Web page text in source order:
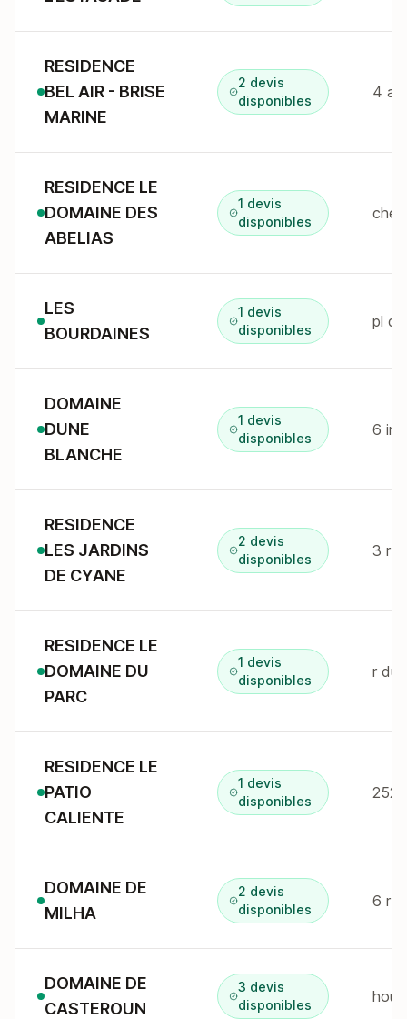
RESIDENCE
BEL AIR - BRISE
MARINE
2 devis
disponibles
4 av
RESIDENCE LE
DOMAINE DES
ABELIAS
1 devis
disponibles
LES
BOURDAINES
1 devis
disponibles
pl
DOMAINE
DUNE
BLANCHE
1 devis
disponibles
6
RESIDENCE
LES JARDINS
DE CYANE
2 devis
disponibles
3 r
RESIDENCE LE
DOMAINE DU
PARC
1 devis
disponibles
r du
RESIDENCE LE
PATIO
CALIENTE
1 devis
disponibles
DOMAINE DE
MILHA
2 devis
disponibles
6 r
DOMAINE DE
CASTEROUN
3 devis
disponibles